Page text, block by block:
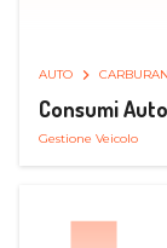
AUTO
Consumi
Gestione Veicolo